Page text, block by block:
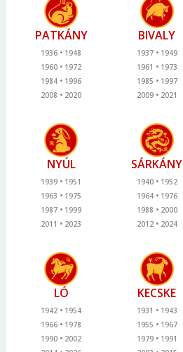
PATKÁNY
1936
1948
1960
1972
1984
1996
2008
2020
BIVALY
1937
1949
1961
1973
1985
1997
2009
2021
NYÚL
1939
1951
1963
1975
1987
1999
2011
2023
SÁRKÁNY
1940
1952
1964
1976
1988
2000
2012
2024
LÓ
1942
1954
1966
1978
1990
2002
KECSKE
1931
1943
1955
1967
1979
1991